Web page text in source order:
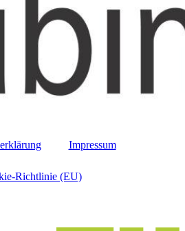
Impressum
Richtlinie (EU)